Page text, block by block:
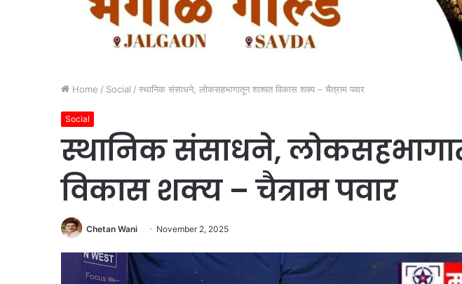
Home / Social / स्थानिक संसाधने, लोकसहभागातून शाश्वत विकास शक्य – चैत्राम पवार
Social
स्थानिक संसाधने,
विकास शक्य – चैत्राम पवार
Chetan Wani November 2, 2025